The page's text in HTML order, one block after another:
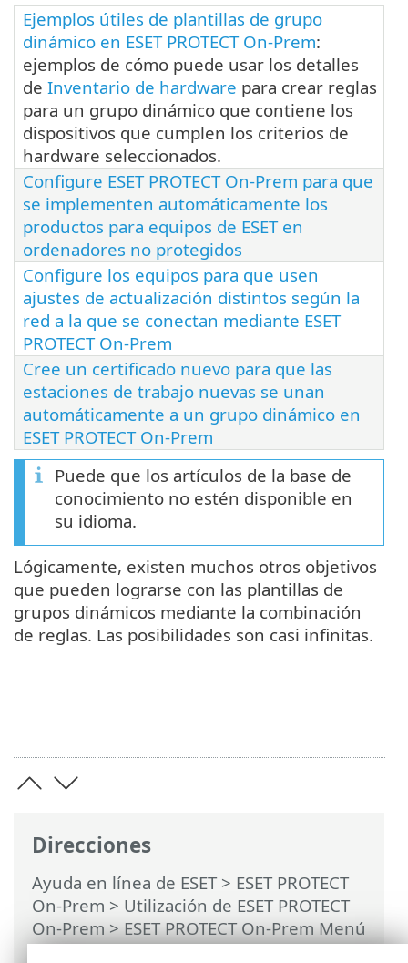
Direcciones
Ayuda en línea de ESET> ESET PROTECT
On-Prem > Utilización de ESET PROTECT
On-Prem>ESET PROTECT On-Prem Menú
principal>Más>Plantillas de grupos
Ejemplos útiles de plantillas de grupo
dinámico en ESET PROTECT On-Prem:
ejemplos de cómo puede usar los detalles
de Inventario de hardware para crear reglas
para un grupo dinámico que contiene los
dispositivos que cumplen los criterios de
hardware seleccionados.
Configure ESET PROTECT On-Prem para que
se implementen automáticamente los
productos para equipos de ESET en
ordenadores no protegidos
Configure los equipos para que usen
ajustes de actualización distintos según la
red a la que se conectan mediante ESET
PROTECT On-Prem
Cree un certificado nuevo para que las
estaciones de trabajo nuevas se unan
automáticamente a un grupo dinámico en
ESET PROTECT On-Prem
Puede que los artículos de la base de
conocimiento no estén disponible en
su idioma.
Lógicamente, existen muchos otros objetivos
que pueden lograrse con las plantillas de
grupos dinámicos mediante la combinación
de reglas. Las posibilidades son casi infinitas.